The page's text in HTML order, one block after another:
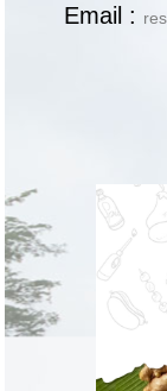
Email :